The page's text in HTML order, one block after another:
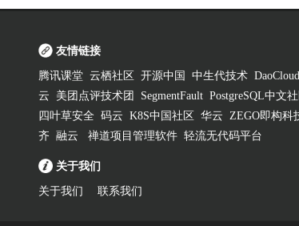
友情链接
腾讯课堂 云栖社区 开源中国 中生代技术 DaoCloud
云
美团点评技术团 SegmentFault PostgreSQL中文
四叶草安全 码云 K8S中国社区 华云 ZEGO即构科
齐 融云 禅道项目管理软件 轻流无代码平台
关于我们
关于我们 联系我们